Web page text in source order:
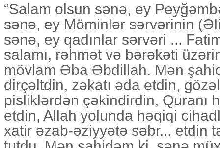
“Salam olsun sənə, ey
sənə, ey Möminlər sərvərinin
sənə, ey qadınlar sərvəri ...
salamı, rəhmət və bərəkəti
mövlam Əba Əbdillah. Mən
dirçəltdin, zəkatı əda etdin,
pisliklərdən çəkindirdin, Quranı
etdin, Allah yolunda həqiqi
xatir əzab-əziyyətə səbr... etdin